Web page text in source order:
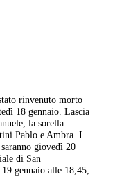
rinvenuto morto
18 gennaio. Lascia
la sorella
Pablo e Ambra. I
giovedì 20
di San
gennaio alle 18,45,